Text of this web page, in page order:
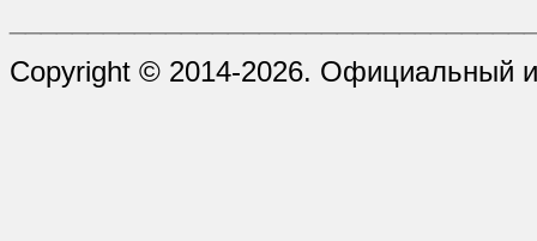
Copyright © 2014-2026. Официальный